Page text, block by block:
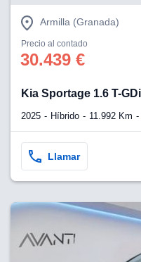
Armilla (Granada)
Precio al contado
30.439 €
Kia Sportage 1.6 T-
2025 Híbrido 11.992 Km
Llamar